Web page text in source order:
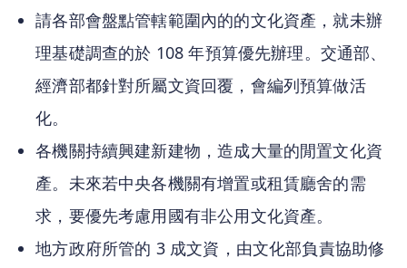
請各部會盤點管轄範圍內的的文化資產，就未辦
理基礎調查的於 108 年預算優先辦理。交通部、
經濟部都針對所屬文資回覆，會編列預算做活
化。
各機關持續興建新建物，造成大量的閒置文化資
產。未來若中央各機關有增置或租賃廳舍的需
求，要優先考慮用國有非公用文化資產。
地方政府所管的 3 成文資，由文化部負責協助修